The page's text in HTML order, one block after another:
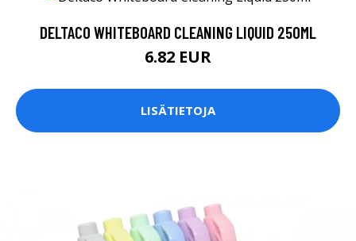
DELTACO WHITEBOARD CLEANING LIQUID 250ML
6.82 EUR
LISÄTIETOJA